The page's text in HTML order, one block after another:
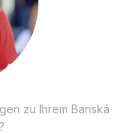
zu Ihrem Banská